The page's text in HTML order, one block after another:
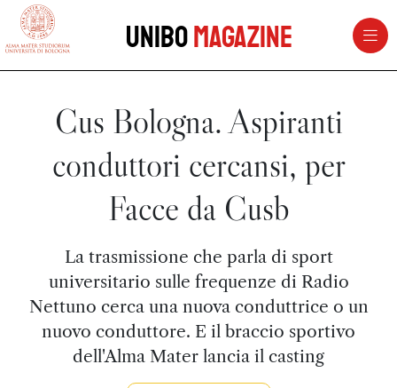
vai al contenuto della pagina
UniboMagazine
Cus Bologna. Aspiranti
conduttori cercansi, per
Facce da Cusb
La trasmissione che parla di sport
universitario sulle frequenze di Radio
Nettuno cerca una nuova conduttrice o un
nuovo conduttore. E il braccio sportivo
dell'Alma Mater lancia il casting